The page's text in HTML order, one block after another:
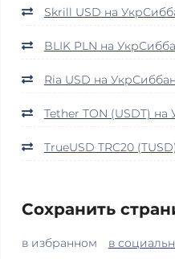
Skrill USD на
BLIK PLN на
Ria USD на
Tether TON (USDT)
TrueUSD TRC20
Сохранить
в избранном в